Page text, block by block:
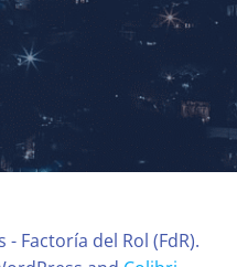
Factoría del Rol (FdR).